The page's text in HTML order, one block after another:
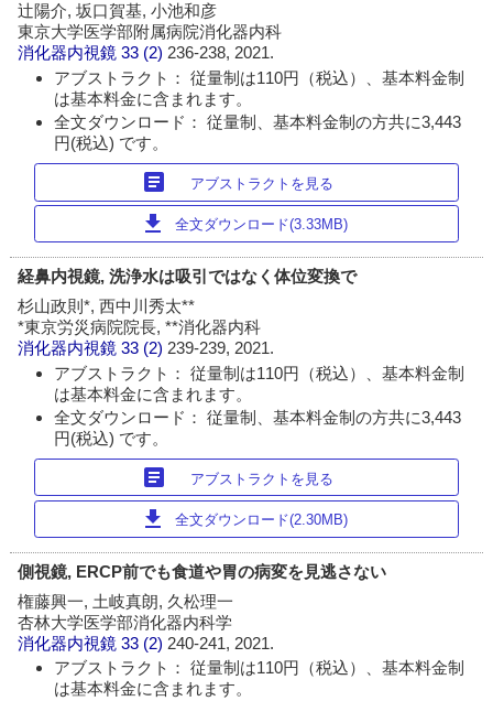
辻陽介, 坂口賀基, 小池和彦
東京大学医学部附属病院消化器内科
消化器内視鏡 33 (2) 236-238, 2021.
アブストラクト： 従量制は110円（税込）、基本料金制
は基本料金に含まれます。
全文ダウンロード： 従量制、基本料金制の方共に3,443
円(税込) です。
article アブストラクトを見る
download 全文ダウンロード(3.33MB)
経鼻内視鏡, 洗浄水は吸引ではなく体位変換で
杉山政則*, 西中川秀太**
*東京労災病院院長, **消化器内科
消化器内視鏡 33 (2) 239-239, 2021.
アブストラクト： 従量制は110円（税込）、基本料金制
は基本料金に含まれます。
全文ダウンロード： 従量制、基本料金制の方共に3,443
円(税込) です。
article アブストラクトを見る
download 全文ダウンロード(2.30MB)
側視鏡, ERCP前でも食道や胃の病変を見逃さない
権藤興一, 土岐真朗, 久松理一
杏林大学医学部消化器内科学
消化器内視鏡 33 (2) 240-241, 2021.
アブストラクト： 従量制は110円（税込）、基本料金制
は基本料金に含まれます。